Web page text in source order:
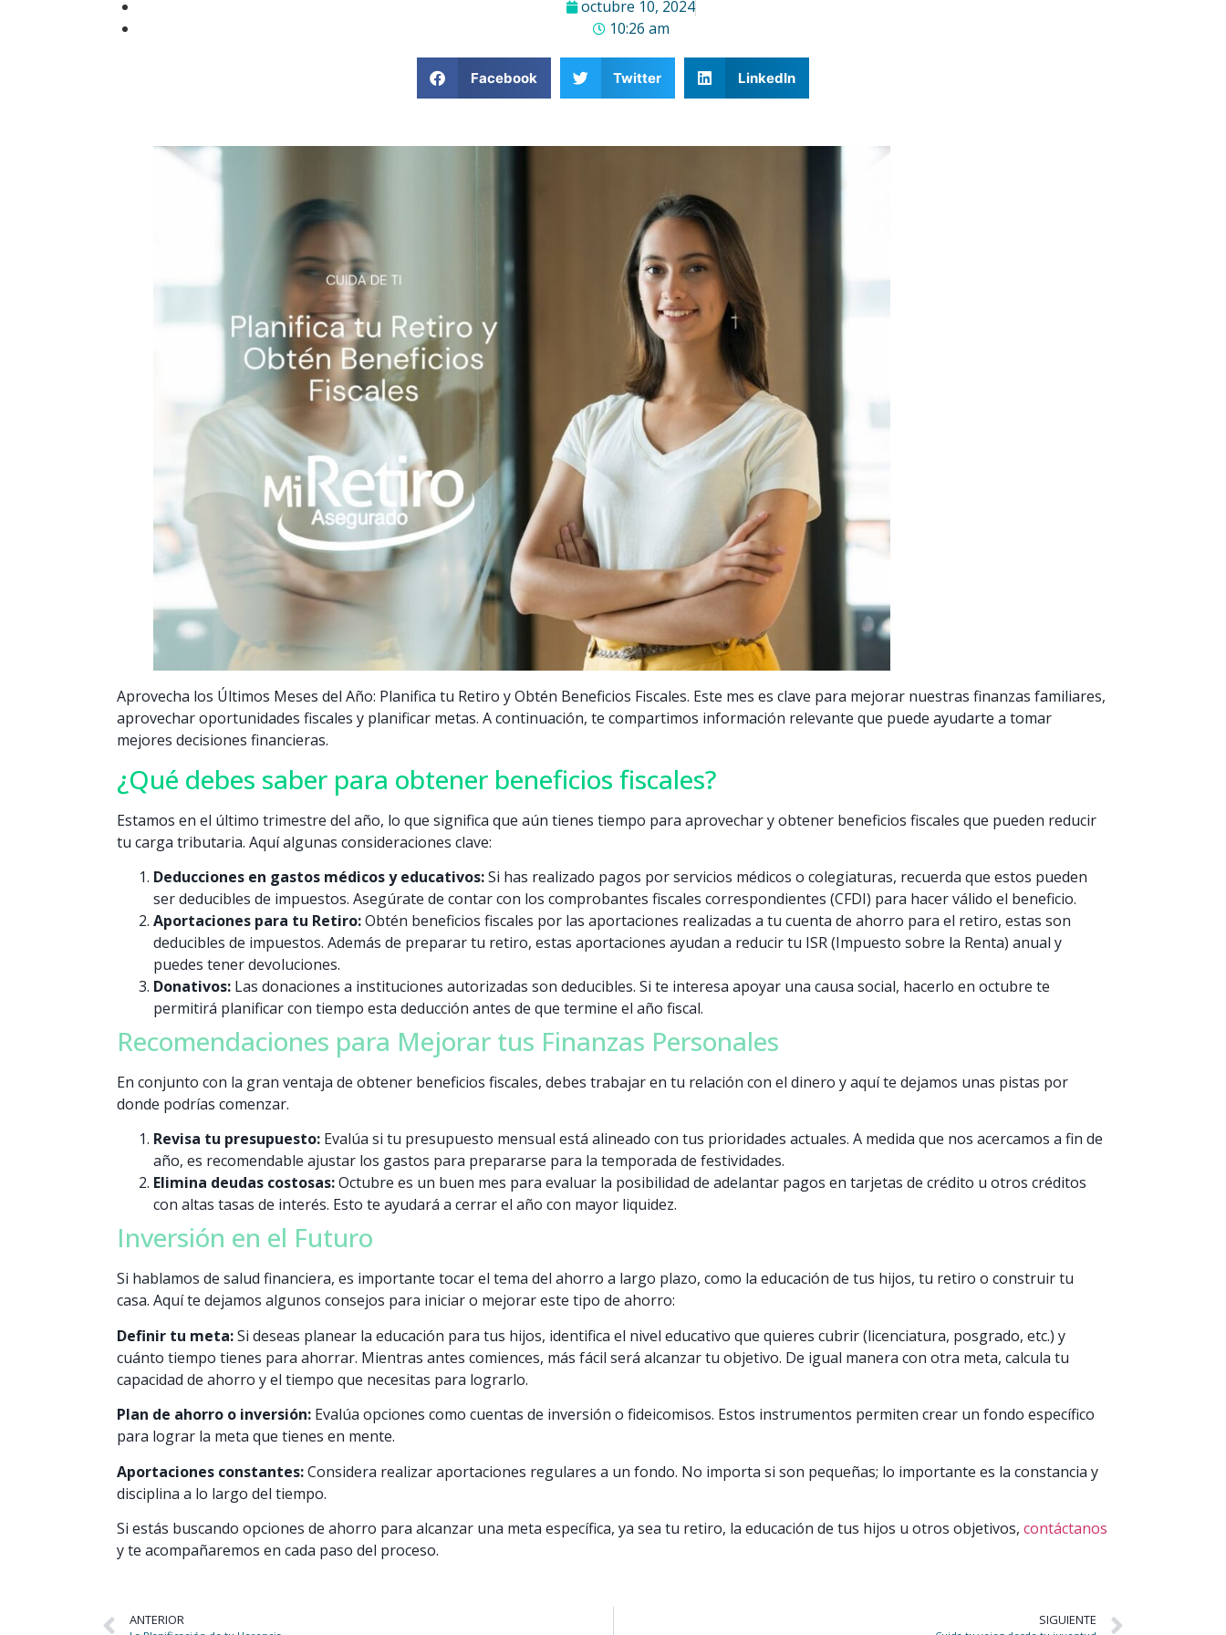
octubre 10, 2024
10:26 am
Facebook Twitter LinkedIn
Aprovecha los Últimos Meses del Año: Planifica tu Retiro y Obtén Beneficios Fiscales. Este mes es clave para mejorar nuestras finanzas familiares,
aprovechar oportunidades fiscales y planificar metas. A continuación, te compartimos información relevante que puede ayudarte a tomar
mejores decisiones financieras.
¿Qué debes saber para obtener beneficios fiscales?
Estamos en el último trimestre del año, lo que significa que aún tienes tiempo para aprovechar y obtener beneficios fiscales que pueden reducir
tu carga tributaria. Aquí algunas consideraciones clave:
Deducciones en gastos médicos y educativos:Si has realizado pagos por servicios médicos o colegiaturas, recuerda que estos pueden
ser deducibles de impuestos. Asegúrate de contar con los comprobantes fiscales correspondientes (CFDI) para hacer válido el beneficio.
Aportaciones para tu Retiro:Obtén beneficios fiscales por las aportaciones realizadas a tu cuenta de ahorro para el retiro, estas son
deducibles de impuestos. Además de preparar tu retiro, estas aportaciones ayudan a reducir tu ISR (Impuesto sobre la Renta) anual y
puedes tener devoluciones.
Donativos: Las donaciones a instituciones autorizadas son deducibles. Si te interesa apoyar una causa social, hacerlo en octubre te
permitirá planificar con tiempo esta deducción antes de que termine el año fiscal.
Recomendaciones para Mejorar tus Finanzas Personales
En conjunto con la gran ventaja de obtener beneficios fiscales, debes trabajar en tu relación con el dinero y aquí te dejamos unas pistas por
donde podrías comenzar.
Revisa tu presupuesto: Evalúa si tu presupuesto mensual está alineado con tus prioridades actuales. A medida que nos acercamos a fin de
año, es recomendable ajustar los gastos para prepararse para la temporada de festividades.
Elimina deudas costosas:Octubre es un buen mes para evaluar la posibilidad de adelantar pagos en tarjetas de crédito u otros créditos
con altas tasas de interés. Esto te ayudará a cerrar el año con mayor liquidez.
Inversión en el Futuro
Si hablamos de salud financiera, es importante tocar el tema del ahorro a largo plazo, como la educación de tus hijos, tu retiro o construir tu
casa. Aquí te dejamos algunos consejos para iniciar o mejorar este tipo de ahorro:
Definir tu meta:Si deseas planear la educación para tus hijos, identifica el nivel educativo que quieres cubrir (licenciatura, posgrado, etc.) y
cuánto tiempo tienes para ahorrar. Mientras antes comiences, más fácil será alcanzar tu objetivo. De igual manera con otra meta, calcula tu
capacidad de ahorro y el tiempo que necesitas para lograrlo.
Plan de ahorro o inversión: Evalúa opciones como cuentas de inversión o fideicomisos. Estos instrumentos permiten crear un fondo específico
para lograr la meta que tienes en mente.
Aportaciones constantes:Considera realizar aportaciones regulares a un fondo. No importa si son pequeñas; lo importante es la constancia y
disciplina a lo largo del tiempo.
Si estás buscando opciones de ahorro para alcanzar una meta específica, ya sea tu retiro, la educación de tus hijos u otros objetivos, contáctanos
y te acompañaremos en cada paso del proceso.
ANTERIOR SIGUIENTE